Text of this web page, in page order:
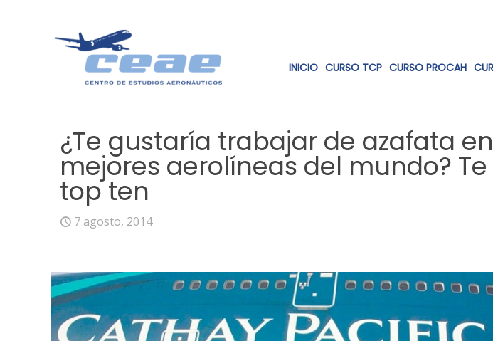
INICIO CURSO TCP CURSO PROCAH
¿Te gustaría trabajar de azafata
mejores aerolíneas del mundo?
top ten
7 agosto, 2014